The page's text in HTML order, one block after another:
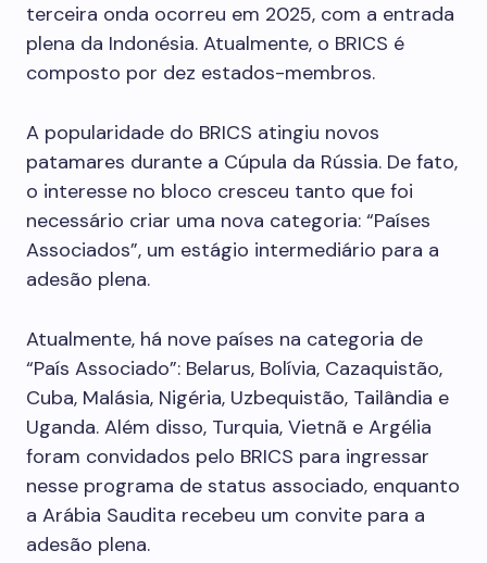
terceira onda ocorreu em 2025, com a entrada
plena da Indonésia. Atualmente, o BRICS é
composto por dez estados-membros.
A popularidade do BRICS atingiu novos
patamares durante a Cúpula da Rússia. De fato,
o interesse no bloco cresceu tanto que foi
necessário criar uma nova categoria: “Países
Associados”, um estágio intermediário para a
adesão plena.
Atualmente, há nove países na categoria de
“País Associado”: Belarus, Bolívia, Cazaquistão,
Cuba, Malásia, Nigéria, Uzbequistão, Tailândia e
Uganda. Além disso, Turquia, Vietnã e Argélia
foram convidados pelo BRICS para ingressar
nesse programa de status associado, enquanto
a Arábia Saudita recebeu um convite para a
adesão plena.